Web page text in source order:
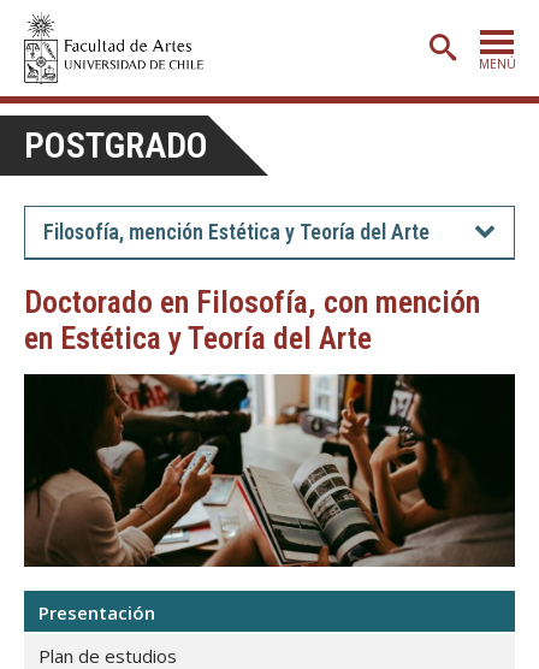
MENÚ
ADMISIÓN
ETAPA BÁSICA
CARRERAS
POSTGRADO
CREACIÓNE INVESTIGACIÓN
BIBLIOTECA
DEPARTAMENTOS
FACULTAD
Estudiantes
Académicas/os
POSTGRADO
Filosofía, mención Estética y Teoría del Arte
Doctorado en Filosofía, con mención
en Estética y Teoría del Arte
Doctorado en Filosofía, con mención en Estética y Teoría del Arte
Presentación
Plan de estudios